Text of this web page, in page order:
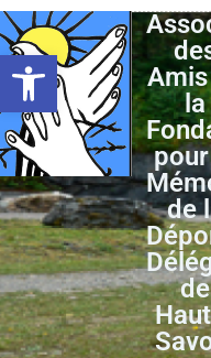
Ouvrir la barre d’outils
la
de
de